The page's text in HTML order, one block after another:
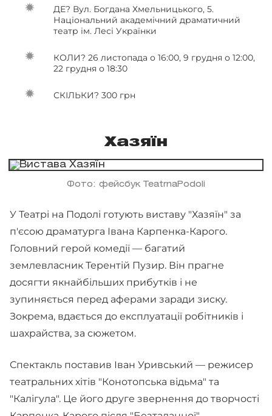
ДЕ? Вул. Богдана Хмельницького, 5.
Національний академічний драматичний
театр ім. Лесі Українки
КОЛИ? 26 листопада о 16:00, 9 грудня о 12:00,
22 грудня о 18:30
СКІЛЬКИ? 300 грн
Хазяїн
Фото: фейсбук TeatrnaPodoli
У Театрі на Подолі готують виставу "Хазяїн" за
п'єсою драматурга Івана Карпенка-Карого.
Головний герой комедії — багатий
землевласник Терентій Пузир. Він прагне
досягти якнайбільших прибутків і не
зупиняється перед аферами заради зиску.
Зокрема, вдається до експлуатації робітників і
шахрайства, за сюжетом.
Спектакль поставив Іван Уривський — режисер
театральних хітів "Конотопська відьма" та
"Калігула". Це його друге звернення до творчості